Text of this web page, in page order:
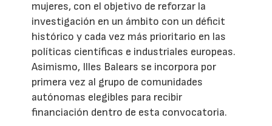
mujeres, con el objetivo de reforzar la
investigación en un ámbito con un déficit
histórico y cada vez más prioritario en las
políticas científicas e industriales europeas.
Asimismo, Illes Balears se incorpora por
primera vez al grupo de comunidades
autónomas elegibles para recibir
financiación dentro de esta convocatoria.